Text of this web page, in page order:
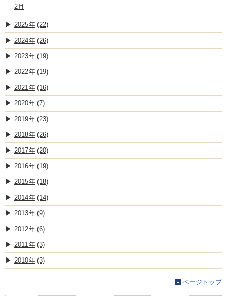
2月
2025 (22)
2024 (26)
2023 (19)
2022 (19)
2021 (16)
2020 (7)
2019 (23)
2018 (26)
2017 (20)
2016 (19)
2015 (18)
2014 (14)
2013 (9)
2012 (6)
2011 (3)
2010 (3)
ページトップ